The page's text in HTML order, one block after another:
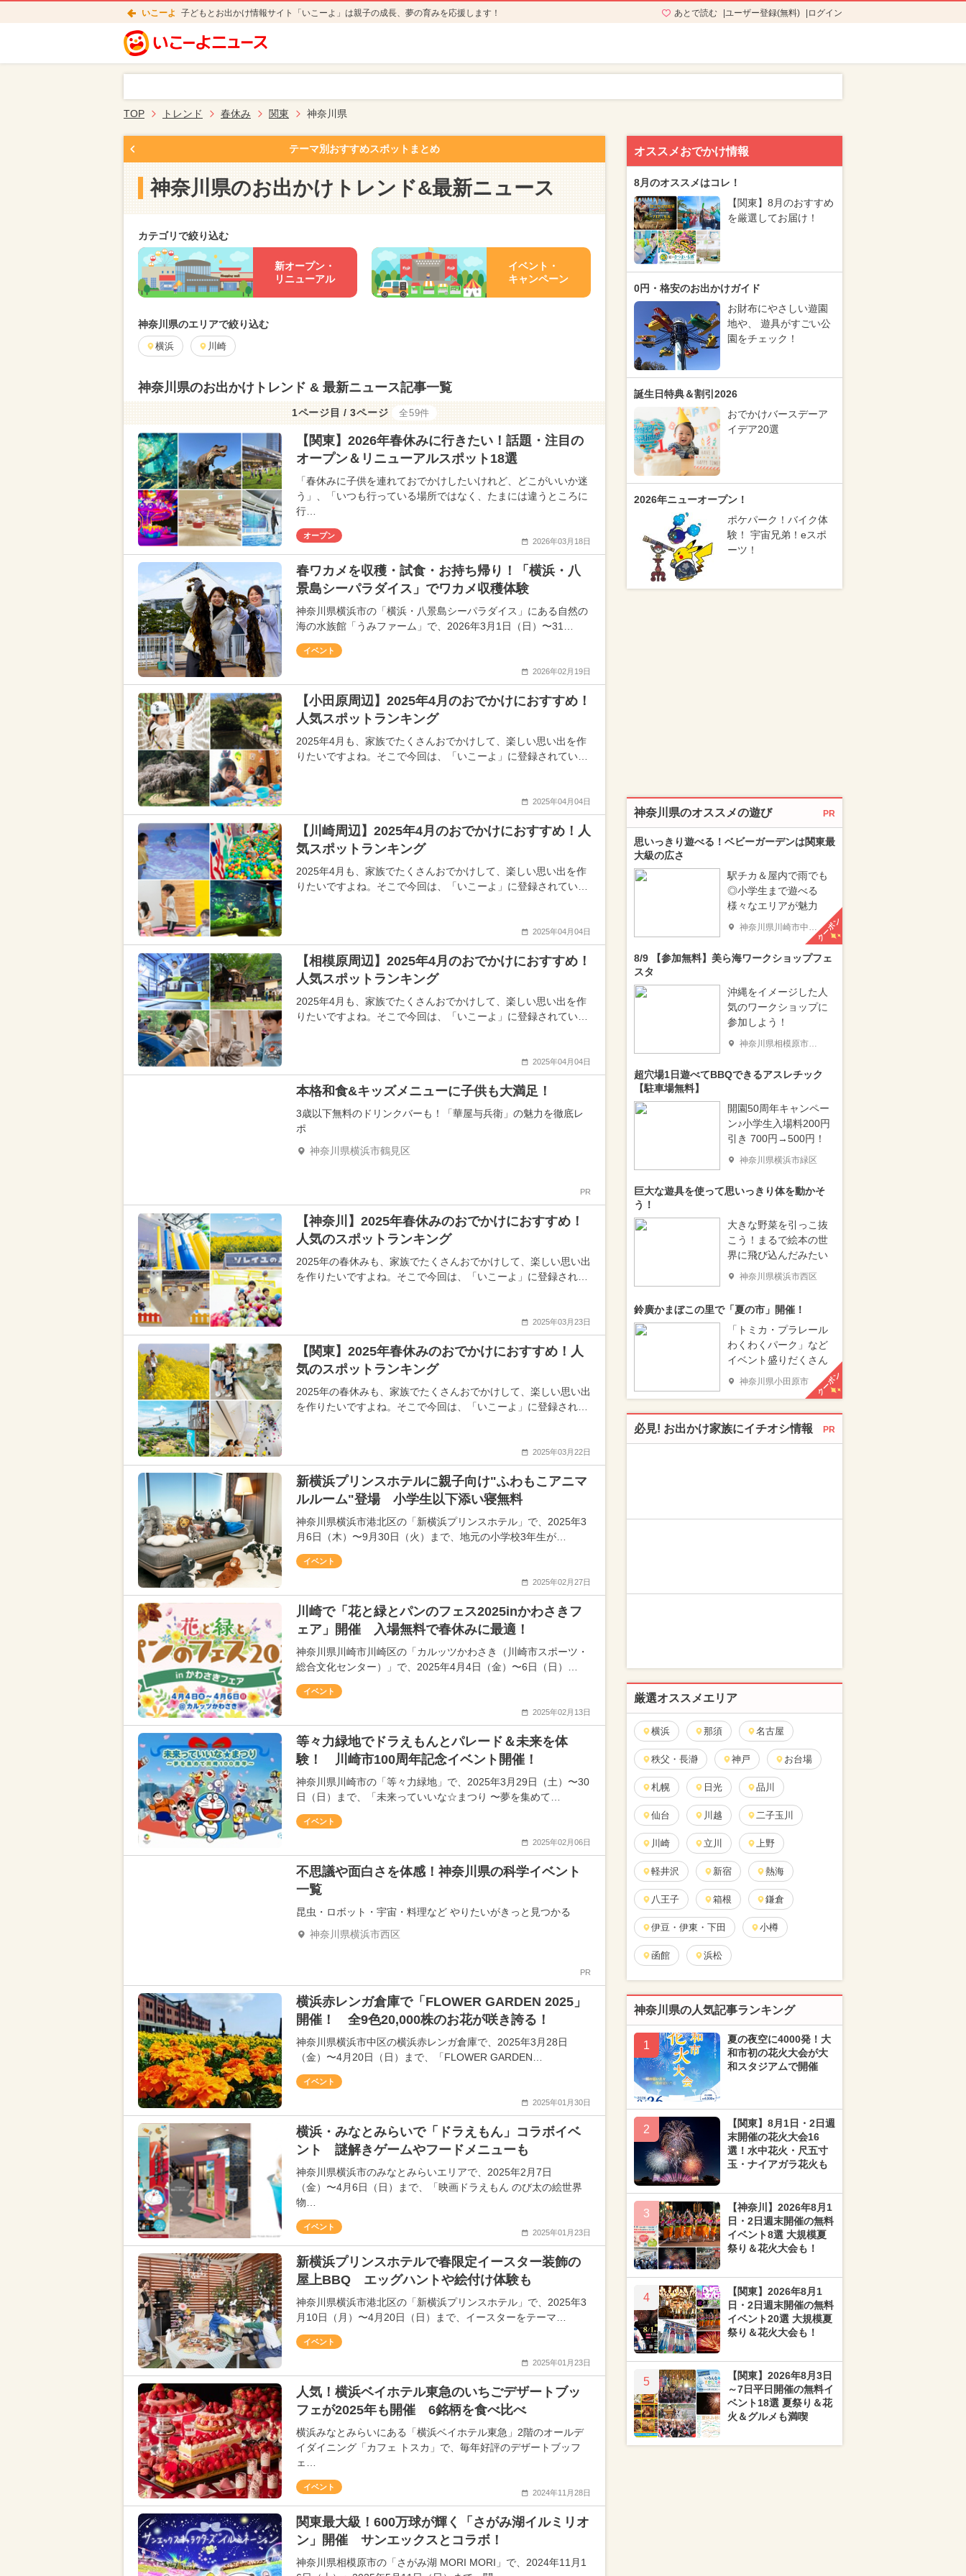
いこーよ 子どもとお出かけ情報サイト「いこーよ」は親子の成長、夢の育みを応援します！ あとで読む ユーザー登録(無料) ログイン
TOP トレンド 春休み 関東 神奈川県
テーマ別おすすめスポットまとめ
神奈川県のお出かけトレンド&最新ニュース
カテゴリで絞り込む
新オープン・
リニューアル
イベント・
キャンペーン
神奈川県のエリアで絞り込む
横浜 川崎
神奈川県のお出かけトレンド & 最新ニュース記事一覧
1ページ目 / 3ページ 全59件
【関東】2026年春休みに行きたい！話題・注目の
オープン＆リニューアルスポット18選
「春休みに子供を連れておでかけしたいけれど、どこがいいか迷
う」、「いつも行っている場所ではなく、たまには違うところに
行…
オープン
2026年03月18日
春ワカメを収穫・試食・お持ち帰り！「横浜・八
景島シーパラダイス」でワカメ収穫体験
神奈川県横浜市の「横浜・八景島シーパラダイス」にある自然の
海の水族館「うみファーム」で、2026年3月1日（日）〜31…
イベント
2026年02月19日
【小田原周辺】2025年4月のおでかけにおすすめ！
人気スポットランキング
2025年4月も、家族でたくさんおでかけして、楽しい思い出を作
りたいですよね。そこで今回は、「いこーよ」に登録されてい…
2025年04月04日
【川崎周辺】2025年4月のおでかけにおすすめ！人
気スポットランキング
2025年4月も、家族でたくさんおでかけして、楽しい思い出を作
りたいですよね。そこで今回は、「いこーよ」に登録されてい…
2025年04月04日
【相模原周辺】2025年4月のおでかけにおすすめ！
人気スポットランキング
2025年4月も、家族でたくさんおでかけして、楽しい思い出を作
りたいですよね。そこで今回は、「いこーよ」に登録されてい…
2025年04月04日
本格和食&キッズメニューに子供も大満足！
3歳以下無料のドリンクバーも！「華屋与兵衛」の魅力を徹底レ
ポ
神奈川県横浜市鶴見区
PR
【神奈川】2025年春休みのおでかけにおすすめ！
人気のスポットランキング
2025年の春休みも、家族でたくさんおでかけして、楽しい思い出
を作りたいですよね。そこで今回は、「いこーよ」に登録され…
2025年03月23日
【関東】2025年春休みのおでかけにおすすめ！人
気のスポットランキング
2025年の春休みも、家族でたくさんおでかけして、楽しい思い出
を作りたいですよね。そこで今回は、「いこーよ」に登録され…
2025年03月22日
新横浜プリンスホテルに親子向け"ふわもこアニマ
ルルーム"登場 小学生以下添い寝無料
神奈川県横浜市港北区の「新横浜プリンスホテル」で、2025年3
月6日（木）〜9月30日（火）まで、地元の小学校3年生が…
イベント
2025年02月27日
川崎で「花と緑とパンのフェス2025inかわさきフ
ェア」開催 入場無料で春休みに最適！
神奈川県川崎市川崎区の「カルッツかわさき（川崎市スポーツ・
総合文化センター）」で、2025年4月4日（金）〜6日（日）…
イベント
2025年02月13日
等々力緑地でドラえもんとパレード＆未来を体
験！ 川崎市100周年記念イベント開催！
神奈川県川崎市の「等々力緑地」で、2025年3月29日（土）〜30
日（日）まで、「未来っていいな☆まつり 〜夢を集めて…
イベント
2025年02月06日
不思議や面白さを体感！神奈川県の科学イベント
一覧
昆虫・ロボット・宇宙・料理など やりたいがきっと見つかる
神奈川県横浜市西区
PR
横浜赤レンガ倉庫で「FLOWER GARDEN 2025」
開催！ 全9色20,000株のお花が咲き誇る！
神奈川県横浜市中区の横浜赤レンガ倉庫で、2025年3月28日
（金）〜4月20日（日）まで、「FLOWER GARDEN…
イベント
2025年01月30日
横浜・みなとみらいで「ドラえもん」コラボイベ
ント 謎解きゲームやフードメニューも
神奈川県横浜市のみなとみらいエリアで、2025年2月7日
（金）〜4月6日（日）まで、「映画ドラえもん のび太の絵世界
物…
イベント
2025年01月23日
新横浜プリンスホテルで春限定イースター装飾の
屋上BBQ エッグハントや絵付け体験も
神奈川県横浜市港北区の「新横浜プリンスホテル」で、2025年3
月10日（月）〜4月20日（日）まで、イースターをテーマ…
イベント
2025年01月23日
人気！横浜ベイホテル東急のいちごデザートブッ
フェが2025年も開催 6銘柄を食べ比べ
横浜みなとみらいにある「横浜ベイホテル東急」2階のオールデ
イダイニング「カフェ トスカ」で、毎年好評のデザートブッフ
ェ…
イベント
2024年11月28日
関東最大級！600万球が輝く「さがみ湖イルミリオ
ン」開催 サンエックスとコラボ！
神奈川県相模原市の「さがみ湖 MORI MORI」で、2024年11月1
オススメおでかけ情報
8月のオススメはコレ！
【関東】8月のおすすめ
を厳選してお届け！
0円・格安のお出かけガイド
お財布にやさしい遊園
地や、 遊具がすごい公
園をチェック！
誕生日特典＆割引2026
おでかけバースデーア
イデア20選
2026年ニューオープン！
ポケパーク！バイク体
験！ 宇宙兄弟！eスポ
ーツ！
神奈川県のオススメの遊び PR
思いっきり遊べる！ベビーガーデンは関東最
大級の広さ
駅チカ＆屋内で雨でも
◎小学生まで遊べる
様々なエリアが魅力
神奈川県川崎市中原区 クーポン
8/9 【参加無料】美ら海ワークショップフェ
スタ
沖縄をイメージした人
気のワークショップに
参加しよう！
神奈川県相模原市南区
超穴場1日遊べてBBQできるアスレチック
【駐車場無料】
開園50周年キャンペー
ン♪小学生入場料200円
引き 700円→500円！
神奈川県横浜市緑区
巨大な遊具を使って思いっきり体を動かそ
う！
大きな野菜を引っこ抜
こう！まるで絵本の世
界に飛び込んだみたい
神奈川県横浜市西区
鈴廣かまぼこの里で「夏の市」開催！
「トミカ・プラレール
わくわくパーク」など
イベント盛りだくさん
神奈川県小田原市 クーポン
必見! お出かけ家族にイチオシ情報 PR
厳選オススメエリア
横浜 那須 名古屋
秩父・長瀞 神戸 お台場
札幌 日光 品川
仙台 川越 二子玉川
川崎 立川 上野
軽井沢 新宿 熱海
八王子 箱根 鎌倉
伊豆・伊東・下田 小樽
函館 浜松
神奈川県の人気記事ランキング
1
夏の夜空に4000発！大
和市初の花火大会が大
和スタジアムで開催
2
【関東】8月1日・2日週
末開催の花火大会16
選！水中花火・尺五寸
玉・ナイアガラ花火も
3
【神奈川】2026年8月1
日・2日週末開催の無料
イベント8選 大規模夏
祭り＆花火大会も！
4
【関東】2026年8月1
日・2日週末開催の無料
イベント20選 大規模夏
祭り＆花火大会も！
5
【関東】2026年8月3日
～7日平日開催の無料イ
ベント18選 夏祭り＆花
火＆グルメも満喫